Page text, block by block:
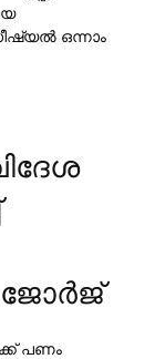
ഒന്നാം
പണം